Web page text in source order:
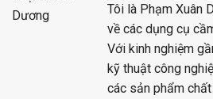
Tôi là Phạm Xuân
về các dụng cụ
Với kinh nghiệm
kỹ thuật công
các sản phẩm